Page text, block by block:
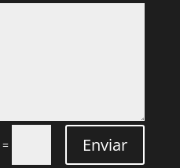
= Enviar